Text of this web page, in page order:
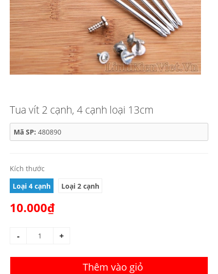
Tua vít 2 cạnh, 4 cạnh loại 13cm
Mã SP: 480890
Kích thước
Loại 4 cạnh
Loại 2 cạnh
10.000₫
- +
Thêm vào giỏ